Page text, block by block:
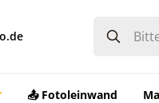
📤 Fotoleinwand